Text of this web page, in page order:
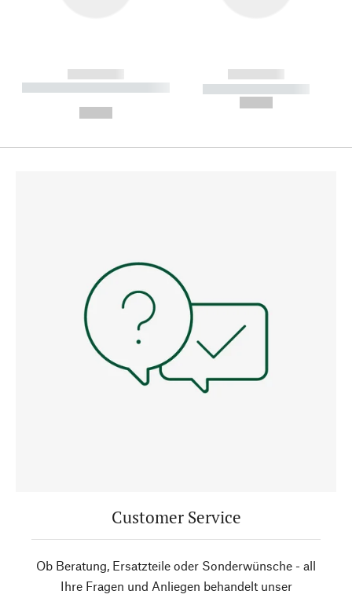
------------
----------- ----------- --------
------------
----------- -----------
Customer Service
Ob Beratung, Ersatzteile oder Sonderwünsche - all
Ihre Fragen und Anliegen behandelt unser